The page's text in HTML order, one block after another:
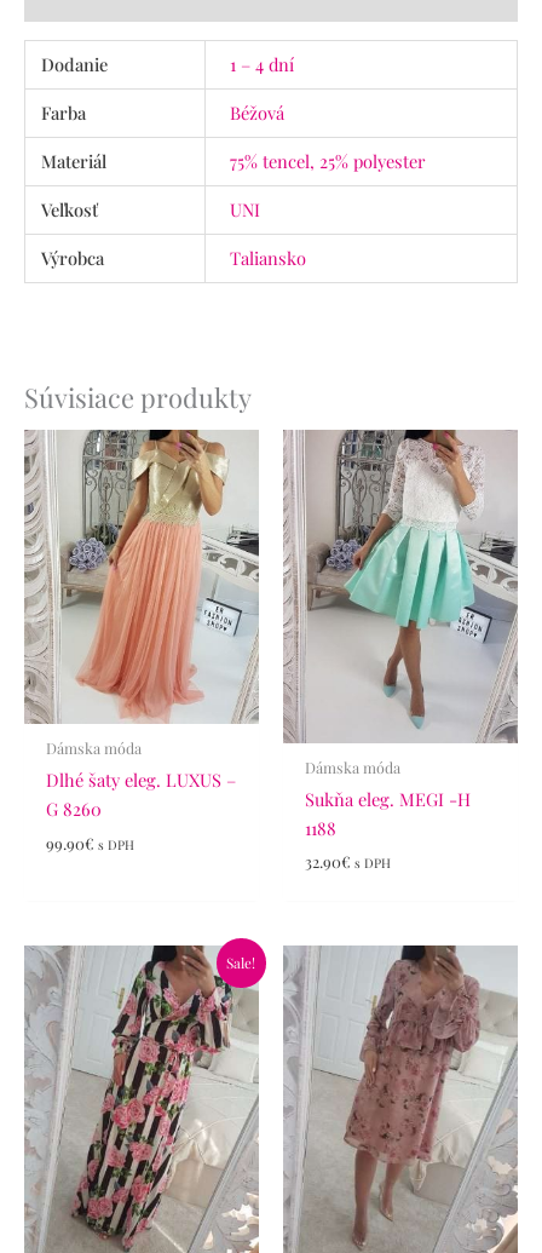
Dodanie
1 – 4 dní
Farba
Béžová
Materiál
75% tencel, 25% polyester
Veľkosť
UNI
Výrobca
Taliansko
Súvisiace produkty
Dámska móda
Dlhé šaty eleg. LUXUS –
G 8260
99.90€ s DPH
Dámska móda
Sukňa eleg. MEGI -H
1188
32.90€ s DPH
Sale!
Pôvodná
bola:
59.90€.
Aktuálna
cena
je:
34.90€.